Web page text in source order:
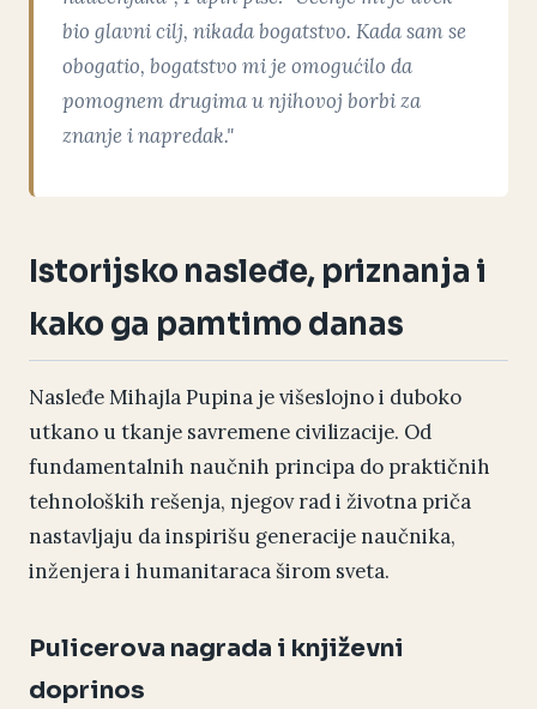
bio glavni cilj, nikada bogatstvo. Kada sam se
obogatio, bogatstvo mi je omogućilo da
pomognem drugima u njihovoj borbi za
znanje i napredak."
Istorijsko nasleđe, priznanja i
kako ga pamtimo danas
Nasleđe Mihajla Pupina je višeslojno i duboko
utkano u tkanje savremene civilizacije. Od
fundamentalnih naučnih principa do praktičnih
tehnoloških rešenja, njegov rad i životna priča
nastavljaju da inspirišu generacije naučnika,
inženjera i humanitaraca širom sveta.
Pulicerova nagrada i književni
doprinos